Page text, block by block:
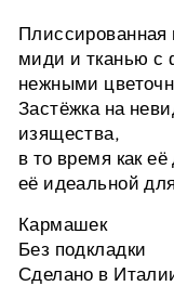
миди и тканью с
нежными
Застёжка на
изящества,
в то время как
её идеальной
Кармашек
Без подкладки
Сделано в